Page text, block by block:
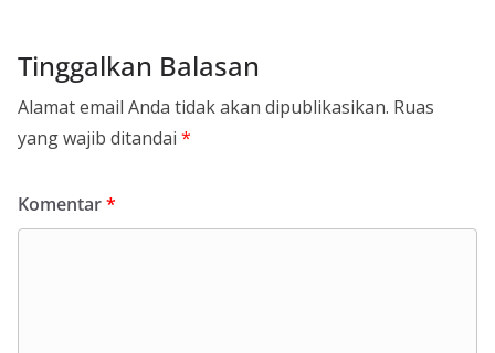
Tinggalkan Balasan
Alamat email Anda tidak akan dipublikasikan. Ruas
yang wajib ditandai *
Komentar*